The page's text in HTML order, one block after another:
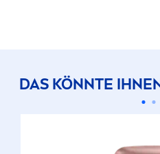
DAS KÖNNTE